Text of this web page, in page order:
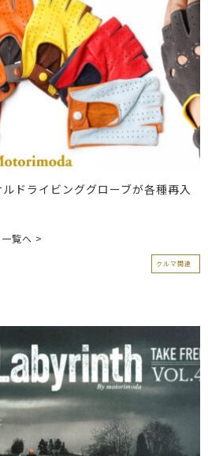
ドライビンググローブが各種再入
覧へ >
クルマ関連